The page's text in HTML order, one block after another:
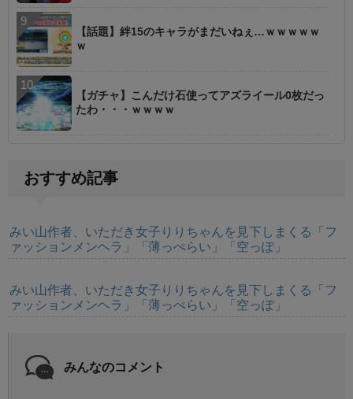
【話題】絆15のキャラがまだいねぇ…ｗｗｗｗｗ
ｗ
【ガチャ】こんだけ石使ってアズライール0枚だっ
たわ・・・ｗｗｗｗ
おすすめ記事
みい山作者、いただき女子りりちゃんを見下しまくる「フ
ァッションメンヘラ」「薄っぺらい」「空っぽ」
みい山作者、いただき女子りりちゃんを見下しまくる「フ
ァッションメンヘラ」「薄っぺらい」「空っぽ」
みんなのコメント